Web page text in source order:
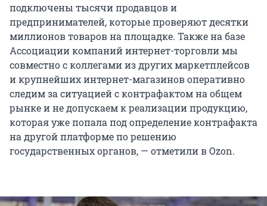
подключены тысячи продавцов и
предпринимателей, которые проверяют десятки
миллионов товаров на площадке. Также на базе
Ассоциации компаний интернет-торговли мы
совместно с коллегами из других маркетплейсов
и крупнейших интернет-магазинов оперативно
следим за ситуацией с контрафактом на общем
рынке и не допускаем к реализации продукцию,
которая уже попала под определение контрафакта
на другой платформе по решению
государственных органов, — отметили в Ozon.